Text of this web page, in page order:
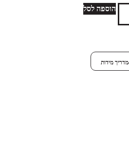
הוספה לסל
מדריך מידות